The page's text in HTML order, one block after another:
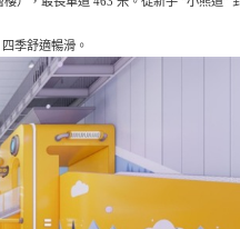
季舒適暢滑。